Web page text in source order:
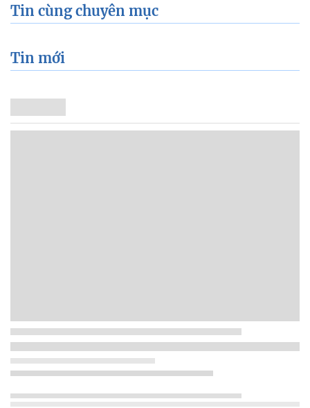
Tin cùng chuyên mục
Tin mới